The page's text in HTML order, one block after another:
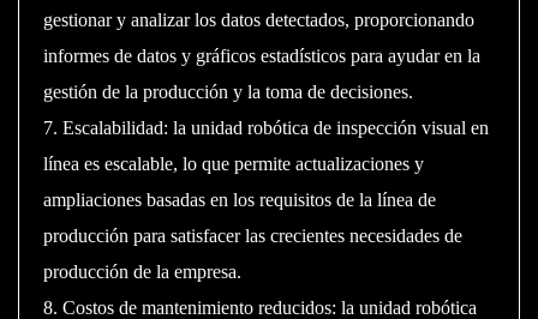
gestionar y analizar los datos detectados, proporcionando
informes de datos y gráficos estadísticos para ayudar en la
gestión de la producción y la toma de decisiones.
7. Escalabilidad: la unidad robótica de inspección visual en
línea es escalable, lo que permite actualizaciones y
ampliaciones basadas en los requisitos de la línea de
producción para satisfacer las crecientes necesidades de
producción de la empresa.
8. Costos de mantenimiento reducidos: la unidad robótica